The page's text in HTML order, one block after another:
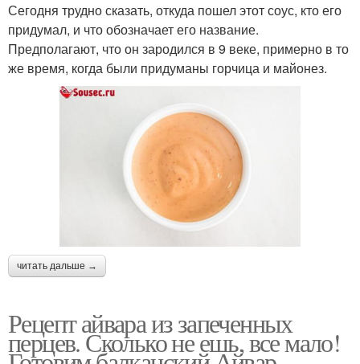
Соус к выпечке Соус к стейку
Капуста на зиму Соус без стерилизации
Сегодня трудно сказать, откуда пошел этот соус, кто его
придумал, и что обозначает его название.
Предполагают, что он зародился в 9 веке, примерно в то
же время, когда были придуманы горчица и майонез.
читать дальше →
Рецепт айвара из запеченных
перцев. Сколько не ешь, все мало!